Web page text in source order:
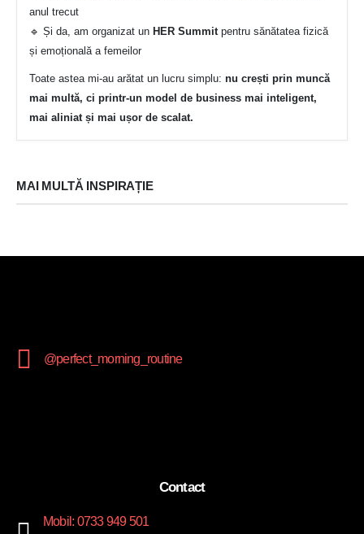
anul trecut
🔹 Și da, am organizat un HER Summitpentru sănătatea fizică
și emoțională a femeilor
Toate astea mi-au arătat un lucru simplu: nu crești prin muncă
mai multă, ci printr-un model de business mai inteligent,
mai aliniat și mai ușor de scalat.
MAI MULTĂ INSPIRAȚIE
@perfect_morning_routine
Contact
Mobil: 0733 949 501